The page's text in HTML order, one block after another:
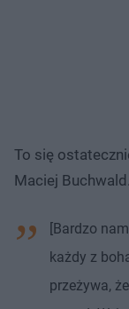
To się
Maciej Buchwald.
[Bardzo
każdy z
przeżywa,